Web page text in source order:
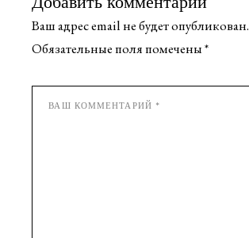
Ваш адрес email не будет опубликован.
Обязательные поля помечены*